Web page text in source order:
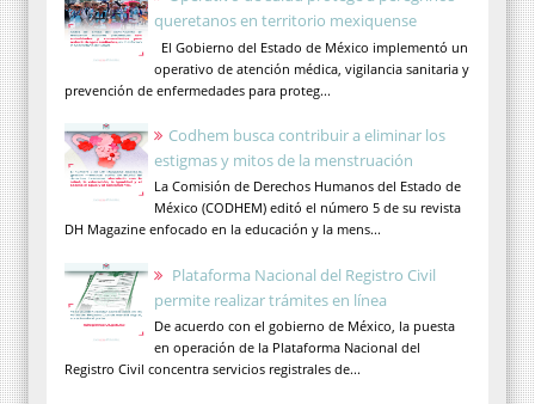
queretanos en territorio mexiquense
El Gobierno del Estado de México implementó un
operativo de atención médica, vigilancia sanitaria y
prevención de enfermedades para proteg...
Codhem busca contribuir a eliminar los
estigmas y mitos de la menstruación
La Comisión de Derechos Humanos del Estado de
México (CODHEM) editó el número 5 de su revista
DH Magazine enfocado en la educación y la mens...
Plataforma Nacional del Registro Civil
permite realizar trámites en línea
De acuerdo con el gobierno de México, la puesta
en operación de la Plataforma Nacional del
Registro Civil concentra servicios registrales de...